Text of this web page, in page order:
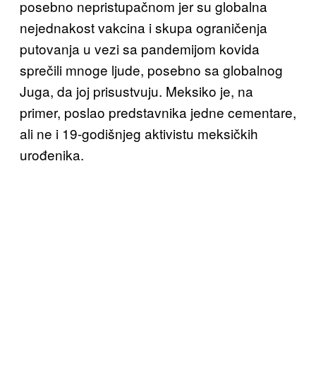
posebno nepristupačnom jer su globalna
nejednakost vakcina i skupa ograničenja
putovanja u vezi sa pandemijom kovida
sprečili mnoge ljude, posebno sa globalnog
Juga, da joj prisustvuju. Meksiko je, na
primer, poslao predstavnika jedne cementare,
ali ne i 19-godišnjeg aktivistu meksičkih
urođenika.